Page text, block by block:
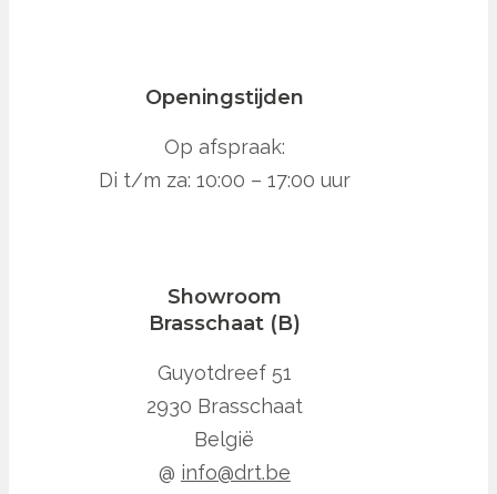
Openingstijden
Op afspraak:
Di t/m za: 10:00 – 17:00 uur
Showroom
Brasschaat (B)
Guyotdreef 51
2930 Brasschaat
België
@ info@drt.be